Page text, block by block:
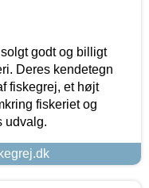
godt og billigt
Deres kendetegn
fiskegrej, et højt
fiskeriet og
udvalg.